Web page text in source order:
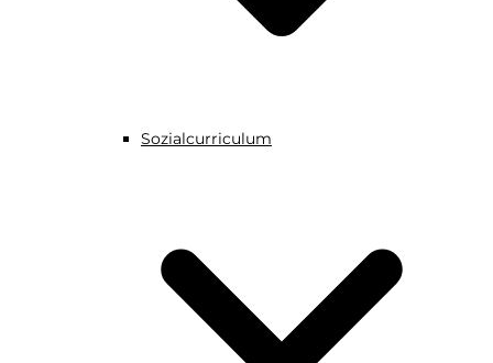
Sozialcurriculum